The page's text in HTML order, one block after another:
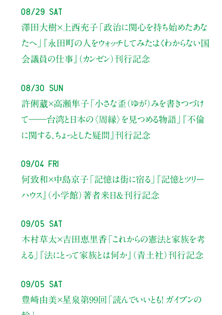
08/29 Sat
澤田大樹×上西充子 「政治に関心を持ち始めたあな
たへ」
『永田町の人をウォッチしてみた：よくわからない国
会議員の仕事』（カンゼン）刊行記念
08/30 Sun
許俐葳×高瀬隼子 「小さな歪（ゆが）みを書きつづけ
て――台湾と日本の〈周縁〉を見つめる物語」
『不倫
に関する、ちょっとした疑問』刊行記念
09/04 Fri
何致和×中島京子 「記憶は街に宿る」
『記憶とツリー
ハウス』（小学館）著者来日＆刊行記念
09/05 Sat
木村草太×吉田恵里香 「これからの憲法と家族を考
える」
『法にとって家族とは何か』（青土社）刊行記念
09/05 Sat
豊﨑由美×星泉 第99回「読んでいいとも！ ガイブンの